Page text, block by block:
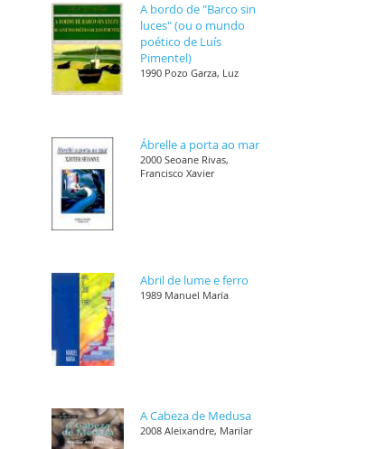
A bordo de "Barco sin
luces" (ou o mundo
poético de Luís
Pimentel)
1990 Pozo Garza, Luz
Ábrelle a porta ao mar
2000 Seoane Rivas,
Francisco Xavier
Abril de lume e ferro
1989 Manuel María
A Cabeza de Medusa
2008 Aleixandre, Marilar